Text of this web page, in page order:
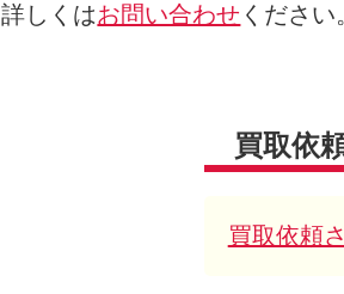
詳しくはお問い合わせ ください
買取依
買取依頼